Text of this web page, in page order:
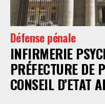
Défense pénale
INFIRMERIE
PRÉFECTURE DE
CONSEIL D’ETAT